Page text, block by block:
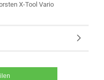
X-Tool Vario